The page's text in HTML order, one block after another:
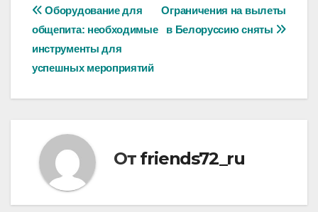
Навигация
по
записям
Ограничения на вылеты
в Белоруссию сняты
Оборудование для
общепита: необходимые
инструменты для
успешных мероприятий
От friends72_ru